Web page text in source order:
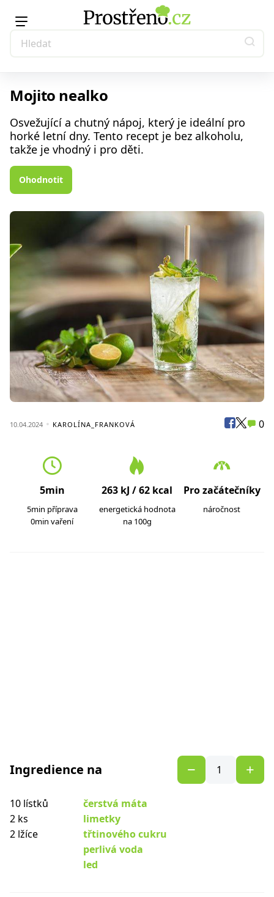
Mojito nealko
Osvežující a chutný nápoj, který je ideální pro
horké letní dny. Tento recept je bez alkoholu,
takže je vhodný i pro děti.
Ohodnotit
10.04.2024 KAROLÍNA_FRANKOVÁ 0
5min
5min příprava
0min vaření
263 kJ / 62 kcal
energetická hodnota
na 100g
Pro začátečníky
náročnost
Ingredience na
10 lístků
čerstvá máta
2 ks
limetky
2 lžíce
třtinového cukru
perlivá voda
led